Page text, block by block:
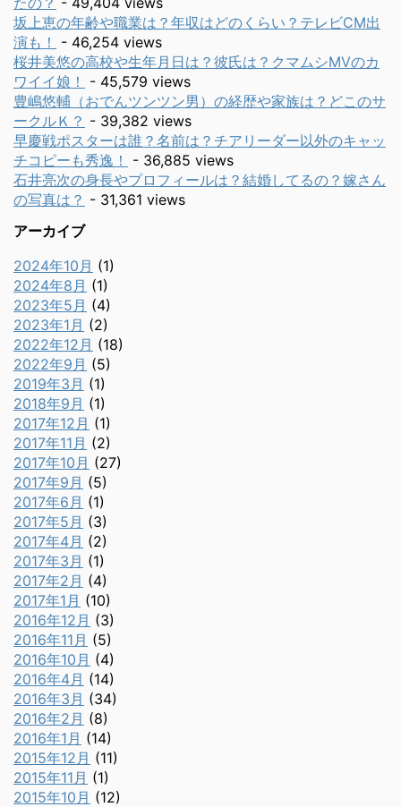
坂上恵の年齢や職業は？年収はどのくらい？テレビCM出
演も！
- 46,254 views
桜井美悠の高校や生年月日は？彼氏は？クマムシMVのカ
ワイイ娘！
- 45,579 views
豊嶋悠輔（おでんツンツン男）の経歴や家族は？どこのサ
ークルＫ？ - 39,382 views
早慶戦ポスターは誰？名前は？チアリーダー以外のキャッ
チコピーも秀逸！
- 36,885 views
石井亮次の身長やプロフィールは？結婚してるの？嫁さん
の写真は？ - 31,361 views
アーカイブ
2024年10月 (1)
2024年8月 (1)
2023年5月 (4)
2023年1月 (2)
2022年12月 (18)
2022年9月 (5)
2019年3月 (1)
2018年9月 (1)
2017年12月 (1)
2017年11月 (2)
2017年10月 (27)
2017年9月 (5)
2017年6月 (1)
2017年5月 (3)
2017年4月 (2)
2017年3月 (1)
2017年2月 (4)
2017年1月 (10)
2016年12月 (3)
2016年11月 (5)
2016年10月 (4)
2016年4月 (14)
2016年3月 (34)
2016年2月 (8)
2016年1月 (14)
2015年12月 (11)
2015年11月 (1)
2015年10月 (12)